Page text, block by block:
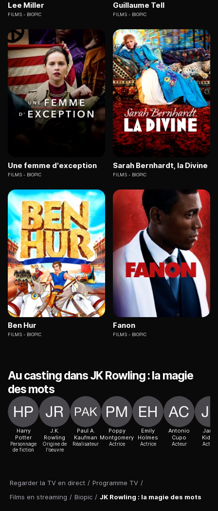
Regarder la TV en direct / Programme TV /
Films en streaming / Biopic / JK Rowling : la magie des mots
Lee Miller
FILMS BIOPIC
Guillaume Tell
FILMS BIOPIC
Une femme d'exception
FILMS BIOPIC
Sarah Bernhardt, la Divine
FILMS BIOPIC
Ben Hur
FILMS BIOPIC
Fanon
FILMS BIOPIC
Au casting dans JK Rowling : la magie
des mots
Harry
Potter
Personnage
de fiction
J.K.
Rowling
Origine de
l'oeuvre
Paul A.
Kaufman
Réalisateur
Poppy
Montgomery
Actrice
Emily
Holmes
Actrice
Antonio
Cupo
Acteur
Janet
Actrice